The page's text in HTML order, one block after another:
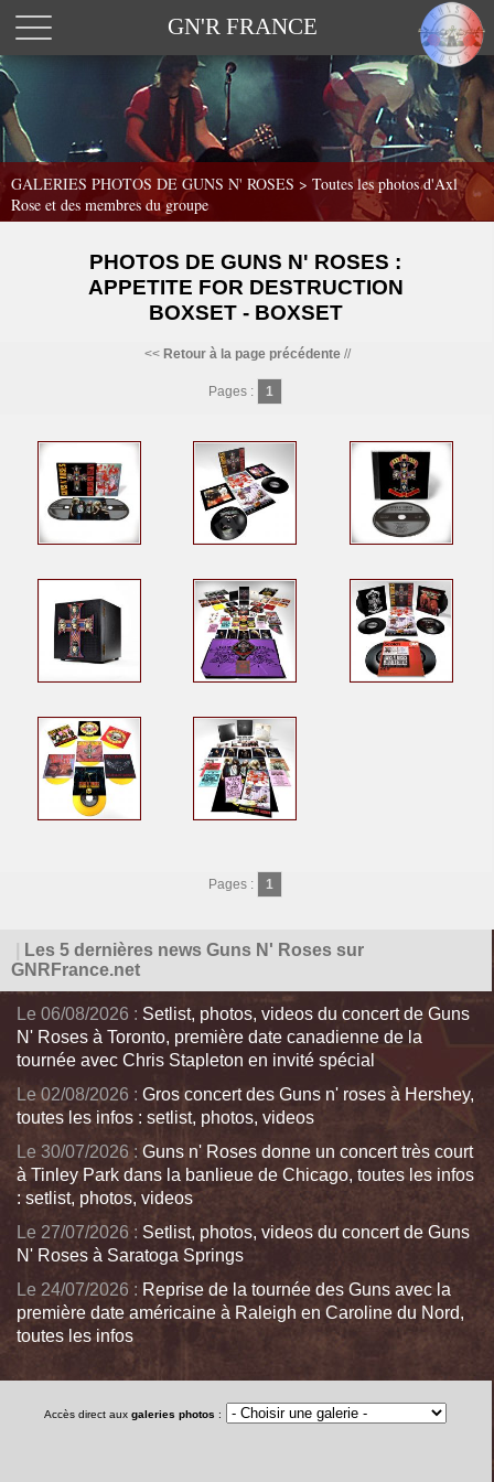
GN'R FRANCE
GALERIES PHOTOS DE GUNS N' ROSES > Toutes les photos d'Axl
Rose et des membres du groupe
PHOTOS DE GUNS N' ROSES :
APPETITE FOR DESTRUCTION
BOXSET - BOXSET
<< Retour à la page précédente//
Pages : 1
Pages : 1
Les 5 dernières news Guns N' Roses sur
GNRFrance.net
Le 06/08/2026 : Setlist, photos, videos du concert de Guns
N' Roses à Toronto, première date canadienne de la
tournée avec Chris Stapleton en invité spécial
Le 02/08/2026 : Gros concert des Guns n' roses à Hershey,
toutes les infos : setlist, photos, videos
Le 30/07/2026 : Guns n' Roses donne un concert très court
à Tinley Park dans la banlieue de Chicago, toutes les infos
: setlist, photos, videos
Le 27/07/2026 : Setlist, photos, videos du concert de Guns
N' Roses à Saratoga Springs
Le 24/07/2026 : Reprise de la tournée des Guns avec la
première date américaine à Raleigh en Caroline du Nord,
toutes les infos
Accès direct auxgaleries photos :